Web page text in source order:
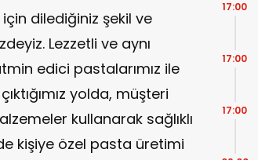
için dilediğiniz şekil ve
Lezzetli ve aynı
edici pastalarımız ile
yolda, müşteri
kullanarak sağlıklı
kişiye özel pasta üretimi
17:00
17:00
17:00